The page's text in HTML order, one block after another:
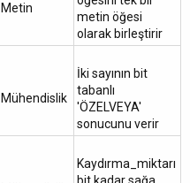
Metin
metin öğesi
olarak birleştirir
Mühendislik
İki sayının bit
tabanlı
'ÖZELVEYA'
sonucunu verir
Kaydırma_miktarı
bit kadar sağa